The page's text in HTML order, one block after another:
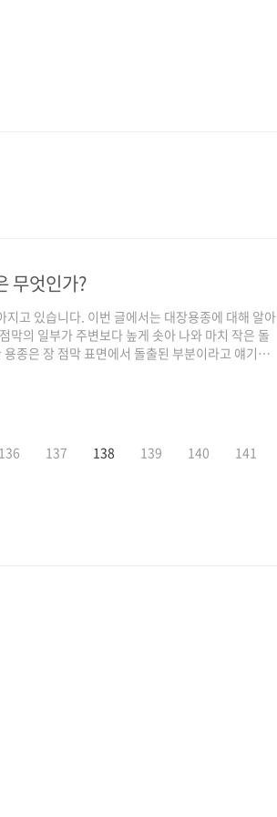
무엇인가?
고 있습니다. 이번 글에서는 대장용종에 대해 알아
막의 일부가 주변보다 높게 솟아 나와 마치 작은 돌
종은 장 점막 표면에서 돌출된 부분이라고 얘기할
니다. 우리나라 성인 중 약 30% 정도에서 이러한 대
..
136 137 138 139 140 141